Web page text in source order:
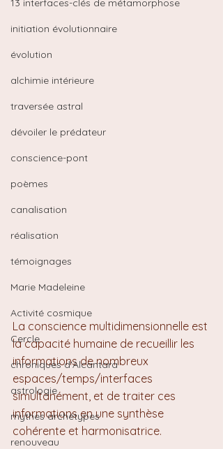
13 interfaces-clés de métamorphose
initiation évolutionnaire
évolution
alchimie intérieure
traversée astral
dévoiler le prédateur
conscience-pont
poèmes
canalisation
réalisation
témoignages
Marie Madeleine
Activité cosmique
Cercle
chroniques d'Alcantara
astrologie
mythes archétypes
renouveau
La conscience multidimensionnelle est
la capacité humaine de recueillir les
informations de nombreux
espaces/temps/interfaces
simultanément, et de traiter ces
informations en une synthèse
cohérente et harmonisatrice.